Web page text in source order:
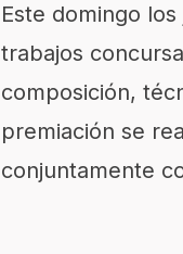
Este domingo
trabajos
composición,
premiación se
conjuntamente